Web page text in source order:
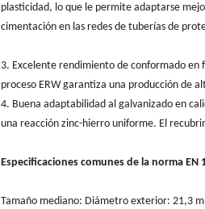
plasticidad, lo que le permite adaptarse
cimentación en las redes de tuberías de
3. Excelente rendimiento de conformado en
proceso ERW garantiza una producción de
4. Buena adaptabilidad al galvanizado en
una reacción zinc-hierro uniforme. El
Especificaciones comunes de la norma EN
Tamaño mediano: Diámetro exterior: 21,3